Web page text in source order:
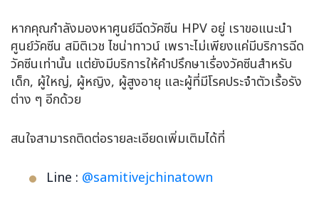
หากคุณกำลังมองหาศูนย์ฉีดวัคซีน HPV อยู่ เราขอแนะนำ
ศูนย์วัคซีน สมิติเวช ไชน่าทาวน์ เพราะไม่เพียงแค่มีบริการฉีด
วัคซีนเท่านั้น แต่ยังมีบริการให้คำปรึกษาเรื่องวัคซีนสำหรับ
เด็ก, ผู้ใหญ่, ผู้หญิง, ผู้สูงอายุ และผู้ที่มีโรคประจำตัวเรื้อรัง
ต่าง ๆ อีกด้วย
สนใจสามารถติดต่อรายละเอียดเพิ่มเติมได้ที่
Line : @samitivejchinatown